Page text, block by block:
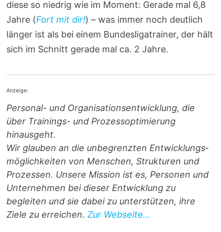
diese so niedrig wie im Moment: Gerade mal 6,8
Jahre (Fort mit dir!) – was immer noch deutlich
länger ist als bei einem Bundesligatrainer, der hält
sich im Schnitt gerade mal ca. 2 Jahre.
Anzeige:
Personal- und Orga­ni­sa­ti­ons­entwicklung, die
über Trainings- und Prozess­optimierung
hinausgeht.
Wir glauben an die unbegrenzten Entwicklungs­
möglichkeiten von Menschen, Strukturen und
Prozessen. Unsere Mission ist es, Personen und
Unternehmen bei dieser Entwicklung zu
begleiten und sie dabei zu unterstützen, ihre
Ziele zu erreichen.Zur Webseite...